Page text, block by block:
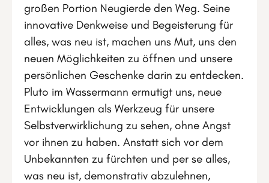
großen Portion Neugierde den Weg. Seine
innovative Denkweise und Begeisterung für
alles, was neu ist, machen uns Mut, uns den
neuen Möglichkeiten zu öffnen und unsere
persönlichen Geschenke darin zu entdecken.
Pluto im Wassermann ermutigt uns, neue
Entwicklungen als Werkzeug für unsere
Selbstverwirklichung zu sehen, ohne Angst
vor ihnen zu haben. Anstatt sich vor dem
Unbekannten zu fürchten und per se alles,
was neu ist, demonstrativ abzulehnen,